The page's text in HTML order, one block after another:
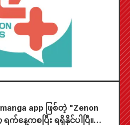
app ဖြစ်တဲ့ "Zenon
နေ့ကစပြီး ရရှိနိုင်ပါပြီ။